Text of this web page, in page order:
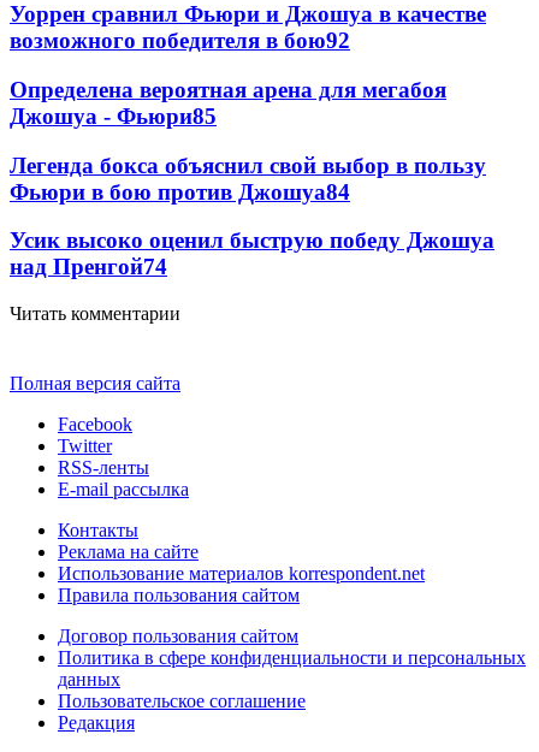
Уоррен сравнил Фьюри и Джошуа в качестве
возможного победителя в бою92
Определена вероятная арена для мегабоя
Джошуа - Фьюри85
Легенда бокса объяснил свой выбор в пользу
Фьюри в бою против Джошуа84
Усик высоко оценил быструю победу Джошуа
над Пренгой74
Читать комментарии
Полная версия сайта
Facebook
Twitter
RSS-ленты
E-mail рассылка
Контакты
Реклама на сайте
Использование материалов korrespondent.net
Правила пользования сайтом
Договор пользования сайтом
Политика в сфере конфиденциальности и персональных
данных
Пользовательское соглашение
Редакция